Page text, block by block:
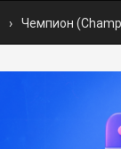
Чемпион